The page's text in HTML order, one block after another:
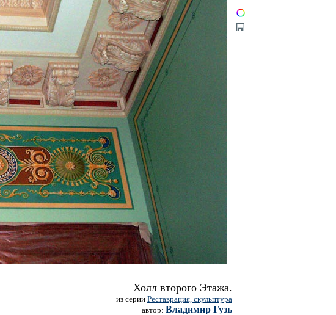
Холл второго Этажа.
из серии Реставрация, скульптура
автор: Владимир Гузь